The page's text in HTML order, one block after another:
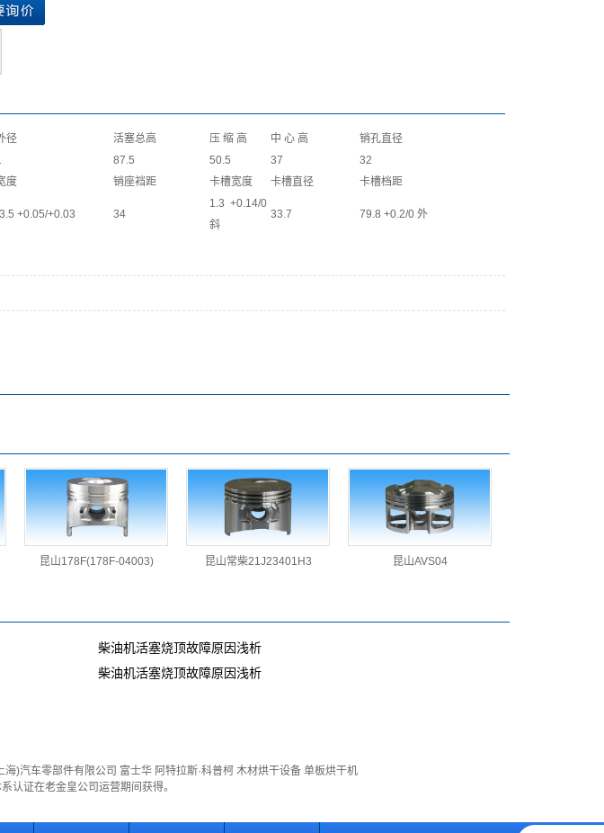
径 活塞总高 压 缩 高 中 心 高
销孔直径
87.5 50.5 37
32
度 销座裆距 卡槽宽度 卡槽直径 卡槽档距
+0.05/+0.03 34
1.3 +0.14/0
斜
33.7 79.8 +0.2/0 外
昆山178F(178F-04003) 昆山常柴21J23401H3 昆山AVS04
柴油机活塞烧顶故障原因浅析
柴油机活塞烧顶故障原因浅析
海)汽车零部件有限公司 富士华 阿特拉斯·科普柯 木材烘干设备 单板烘干机
认证在老金皇公司运营期间获得。